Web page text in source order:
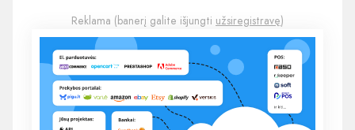
Reklama (banerį galite išjungti užsiregistravę)